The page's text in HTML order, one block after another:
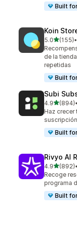
Built
Koin
5.0de 5(155)
155 •
de la
repetidas
Built
Subi
4.9de 5(894)
894 •
Haz
Built
Rivyo AI
4.9de 5(892)
892 •
Recoge
programa
Built